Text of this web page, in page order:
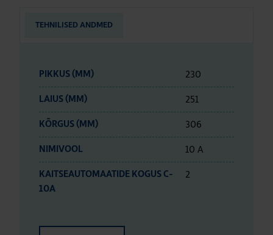
TEHNILISED ANDMED
PIKKUS (MM) 230
LAIUS (MM) 251
KÕRGUS (MM) 306
NIMIVOOL 10 A
KAITSEAUTOMAATIDE KOGUS C-
10A
2